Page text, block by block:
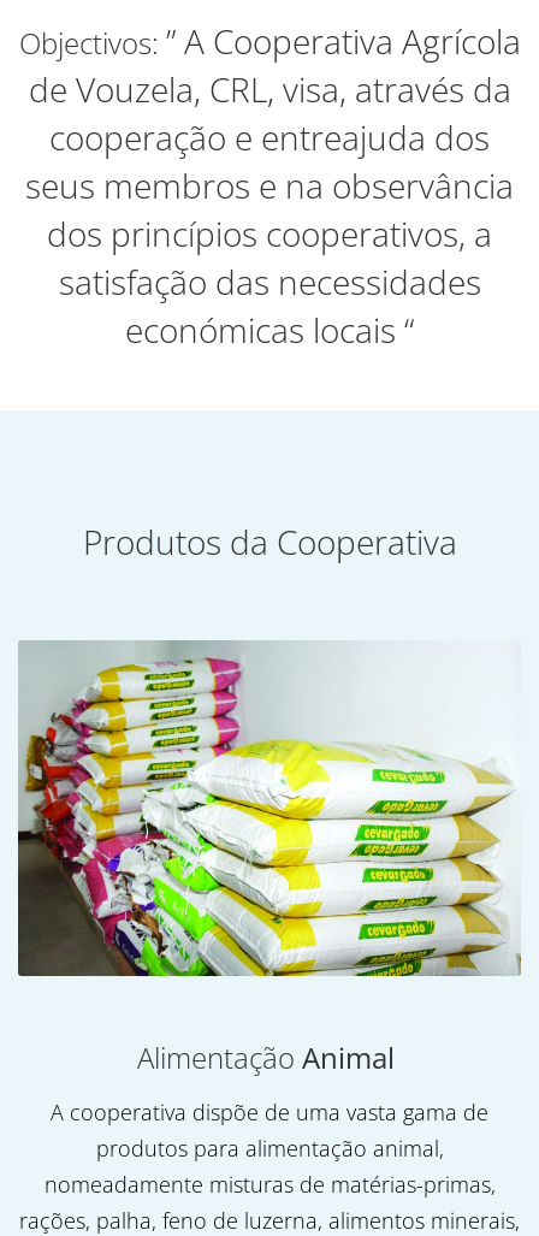
Objectivos: ” A Cooperativa Agrícola
de Vouzela, CRL, visa, através da
cooperação e entreajuda dos
seus membros e na observância
dos princípios cooperativos, a
satisfação das necessidades
económicas locais “
Produtos da Cooperativa
Alimentação Animal
A cooperativa dispõe de uma vasta gama de
produtos para alimentação animal,
nomeadamente misturas de matérias-primas,
rações, palha, feno de luzerna, alimentos minerais,